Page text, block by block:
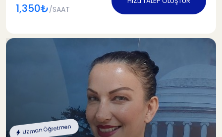
1,350₺/SAAT
Uzman Öğretmen